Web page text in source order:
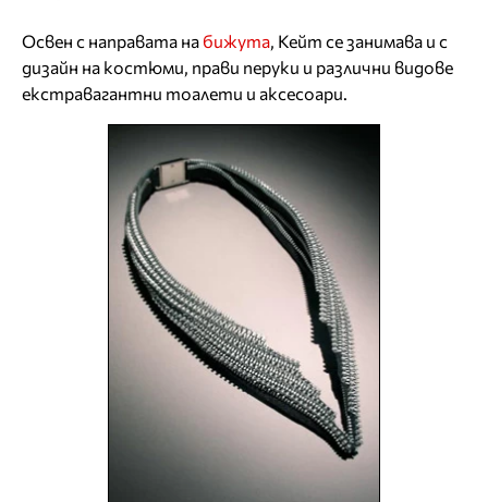
Освен с направата на бижута , Кейт се занимава и с
дизайн на костюми, прави перуки и различни видове
екстравагантни тоалети и аксесоари.